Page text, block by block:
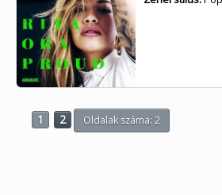
1 2 Oldalak száma: 2